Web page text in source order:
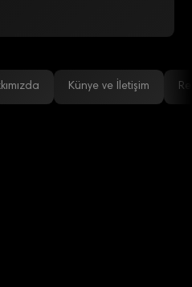
Künye ve İletişim